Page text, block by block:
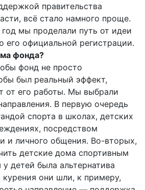
правительства
всё стало намного проще.
мы проделали путь от идеи
его официальной регистрации.
фонда?
фонд не просто
был реальный эффект,
от его работы. Мы выбрали
В первую очередь
спорта в школах, детских
посредством
и личного общения. Во-вторых,
детские дома спортивным
детей была альтернатива
курения они шли, к примеру,